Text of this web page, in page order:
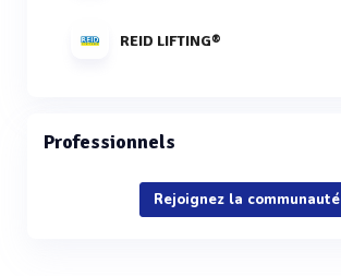
REID LIFTING®
Professionnels
Rejoignez la communauté